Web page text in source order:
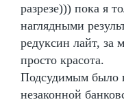
разрезе))) пока я
наглядными
редуксин лайт, за
просто красота.
Подсудимым было
незаконной